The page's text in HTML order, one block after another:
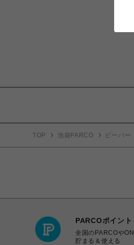
TOP 池袋PARCO ビーバー
PARCOポイント
全国のPARCOや
貯まる＆使える